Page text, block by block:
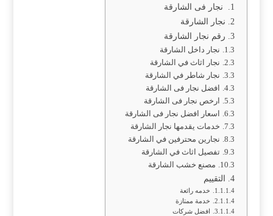
نجار فى الشارقة
نجار الشارقة
رقم نجار الشارقة
نجار داخل الشارقة
نجار اثاث في الشارقة
نجار شاطر في الشارقة
افضل نجار فى الشارقة
ارخص نجار فى الشارقة
اسعار افضل نجار فى الشارقة
خدمات يقدمها نجار الشارقة
نجارين محترفين في الشارقة
تفصيل اثاث في الشارقة
مصنع خشب الشارقة
التقييم
خدمه رائعة
خدمة ممتازة
افضل شركات